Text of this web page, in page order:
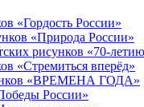
«Гордость России»
«Природа России»
рисунков «70-
«Стремиться вперёд»
«ВРЕМЕНА ГОДА»
России»